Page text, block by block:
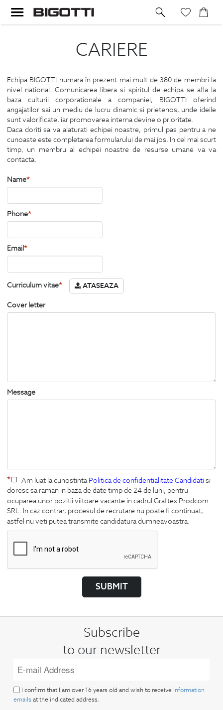
CARIERE
Echipa BIGOTTI numara în prezent mai mult de 380 de membri la
nivel national. Comunicarea libera si spiritul de echipa se afla la
baza culturii corporationale a companiei, BIGOTTI oferind
angajatilor sai un mediu de lucru dinamic si prietenos, unde ideile
sunt valorificate, iar promovarea interna devine o prioritate.
Daca doriti sa va alaturati echipei noastre, primul pas pentru a ne
cunoaste este completarea formularului de mai jos. In cel mai scurt
timp, un membru al echipei noastre de resurse umane va va
contacta.
Name*
Phone*
Email*
Curriculum vitae* ATASEAZA
Cover letter
Message
* Am luat la cunostintaPolitica de confidentialitate Candidatisi
doresc sa raman in baza de date timp de 24 de luni, pentru
ocuparea unor pozitii viitoare vacante in cadrul Graftex Prodcom
SRL. In caz contrar, procesul de recrutare nu poate fi continuat,
astfel nu veti putea transmite candidatura dumneavoastra.
SUBMIT
Subscribe
to our newsletter
I confirm that I am over 16 years old and wish to receive information
emails at the indicated address.